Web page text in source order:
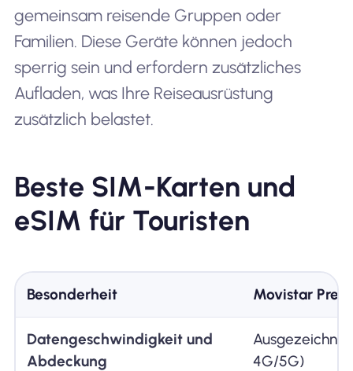
gemeinsam reisende Gruppen oder
Familien. Diese Geräte können jedoch
sperrig sein und erfordern zusätzliches
Aufladen, was Ihre Reiseausrüstung
zusätzlich belastet.
Beste SIM-Karten und
eSIM für Touristen
Besonderheit Movistar
Datengeschwindigkeit und
Abdeckung
4G/5G)